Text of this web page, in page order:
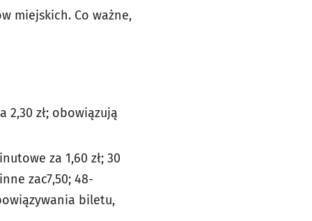
miejskich. Co ważne,
zł; obowiązują
za 1,60 zł; 30
zac7,50; 48-
biletu,